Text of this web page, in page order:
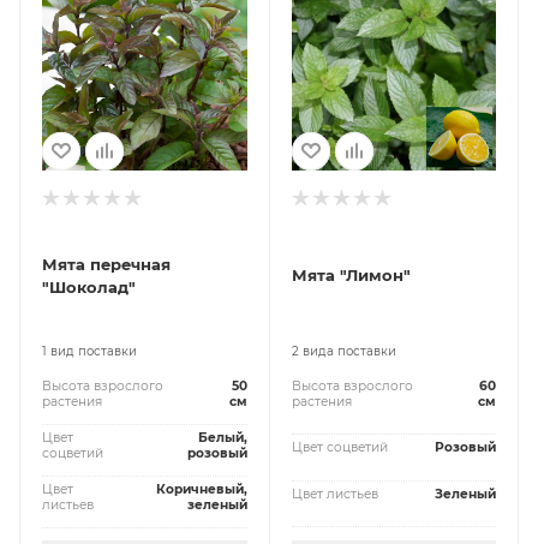
Мята перечная
"Шоколад"
1 вид поставки
Высота взрослого
растения
50
см
Цвет
соцветий
Белый,
розовый
Цвет
листьев
Коричневый,
зеленый
Мята "Лимон"
2 вида поставки
Высота взрослого
растения
60
см
Цвет соцветий Розовый
Цвет листьев Зеленый